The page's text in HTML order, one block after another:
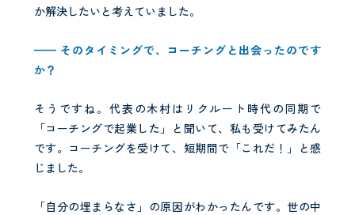
か解決したいと考えていました。
—— そのタイミングで、コーチングと出会ったのです
か？
そうですね。代表の木村はリクルート時代の同期で
「コーチングで起業した」と聞いて、私も受けてみたん
です。コーチングを受けて、短期間で「これだ！」と感
じました。
「自分の埋まらなさ」の原因がわかったんです。世の中